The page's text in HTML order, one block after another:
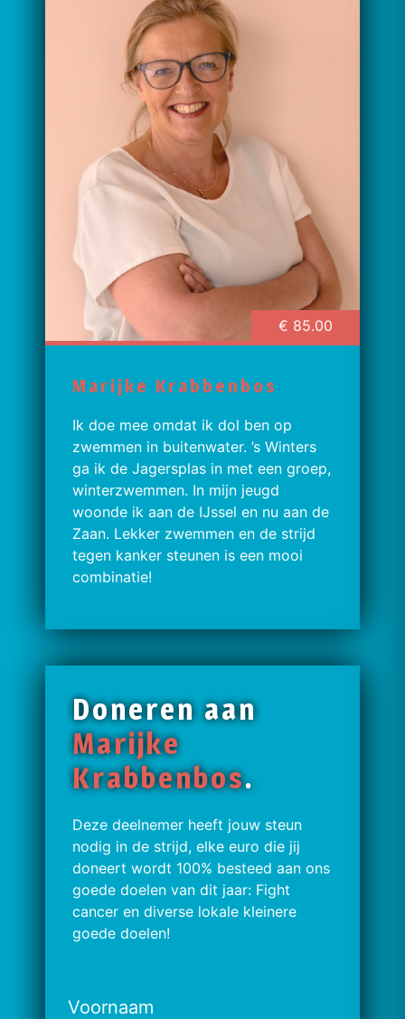
€ 85.00
Marijke Krabbenbos
Ik doe mee omdat ik dol ben op
zwemmen in buitenwater. ’s Winters
ga ik de Jagersplas in met een groep,
winterzwemmen. In mijn jeugd
woonde ik aan de IJssel en nu aan de
Zaan. Lekker zwemmen en de strijd
tegen kanker steunen is een mooi
combinatie!
Doneren aan
Marijke
Krabbenbos.
Deze deelnemer heeft jouw steun
nodig in de strijd, elke euro die jij
doneert wordt 100% besteed aan ons
goede doelen van dit jaar: Fight
cancer en diverse lokale kleinere
goede doelen!
Voornaam